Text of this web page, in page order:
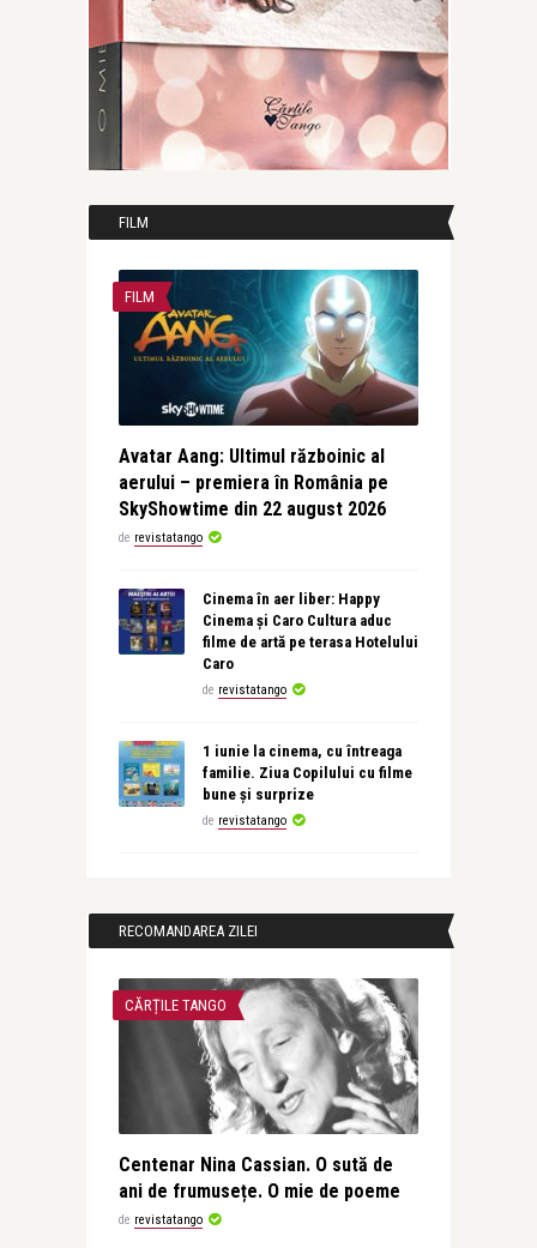
FILM
FILM
Avatar Aang: Ultimul războinic al
aerului – premiera în România pe
SkyShowtime din 22 august 2026
de revistatango
Cinema în aer liber: Happy
Cinema și Caro Cultura aduc
filme de artă pe terasa Hotelului
Caro
de revistatango
1 iunie la cinema, cu întreaga
familie. Ziua Copilului cu filme
bune și surprize
de revistatango
RECOMANDAREA ZILEI
CĂRȚILE TANGO
Centenar Nina Cassian. O sută de
ani de frumusețe. O mie de poeme
de revistatango